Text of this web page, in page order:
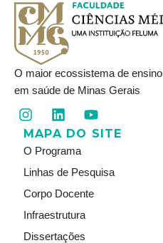
O maior ecossistema de ensino
em saúde de Minas Gerais
I
n
s
t
a
g
r
a
m
L
i
n
k
e
d
i
n
Y
o
u
u
b
e
MAPA DO SITE
O Programa
Linhas de Pesquisa
Corpo Docente
Infraestrutura
Dissertações